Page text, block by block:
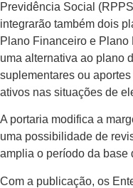
Previdência Social
integrarão também dois
Plano Financeiro e
uma alternativa ao plano
suplementares ou
ativos nas situações de
A portaria modifica a
uma possibilidade de
amplia o período da base
Com a publicação, os